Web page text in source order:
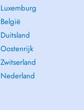
Luxemburg
België
Duitsland
Oostenrijk
Zwitserland
Nederland